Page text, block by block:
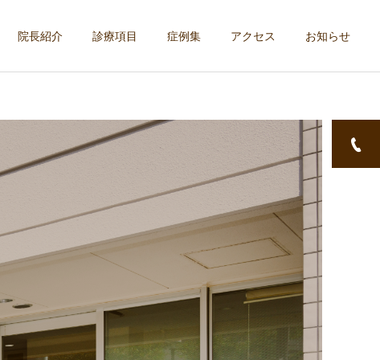
院長紹介 診療項目 症例集 アクセス お知らせ
詳細を見る